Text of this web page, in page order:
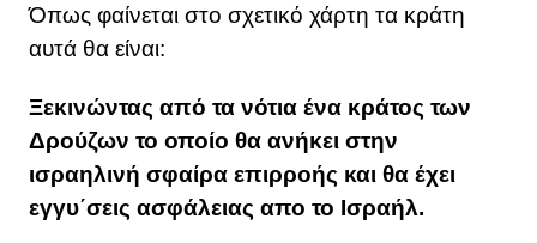
Όπως φαίνεται στο σχετικό χάρτη τα κράτη
αυτά θα είναι:
Ξεκινώντας από τα νότια ένα κράτος των
Δρούζων το οποίο θα ανήκει στην
ισραηλινή σφαίρα επιρροής και θα έχει
εγγυ΄σεις ασφάλειας απο το Ισραήλ.